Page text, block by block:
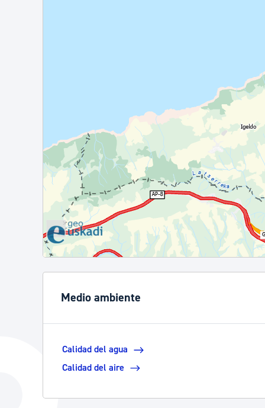
Ver localización en GoogleMaps
Medio ambiente
Calidad del agua
Calidad del aire